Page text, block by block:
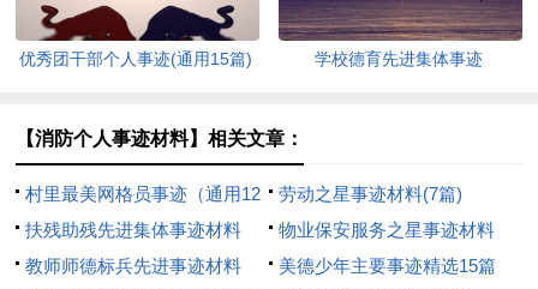
优秀团干部个人事迹(通用15篇) 学校德育先进集体事迹
【消防个人事迹材料】相关文章：
村里最美网格员事迹（通用12
篇）
劳动之星事迹材料(7篇)
扶残助残先进集体事迹材料
物业保安服务之星事迹材料
教师师德标兵先进事迹材料
美德少年主要事迹精选15篇